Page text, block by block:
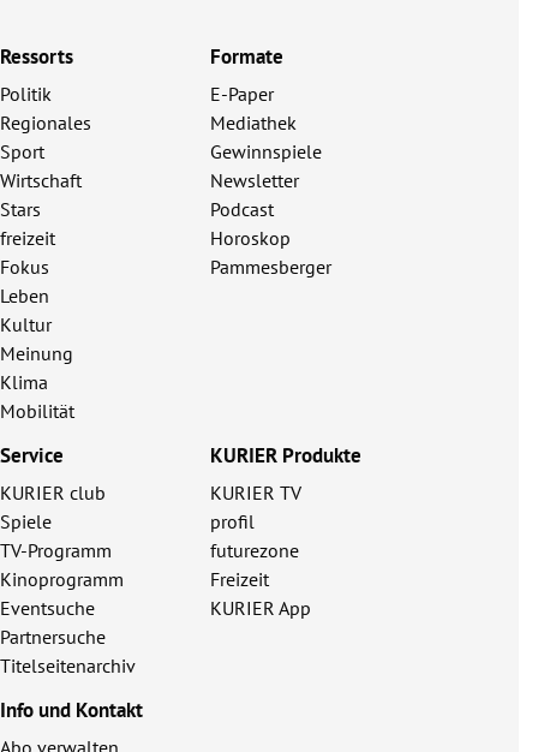
Ressorts
Politik
Regionales
Sport
Wirtschaft
Stars
freizeit
Fokus
Leben
Kultur
Meinung
Klima
Mobilität
Formate
E-Paper
Mediathek
Gewinnspiele
Newsletter
Podcast
Horoskop
Pammesberger
Service
KURIER club
Spiele
TV-Programm
Kinoprogramm
Eventsuche
Partnersuche
Titelseitenarchiv
KURIER Produkte
KURIER TV
profil
futurezone
Freizeit
KURIER App
Info und Kontakt
Abo verwalten